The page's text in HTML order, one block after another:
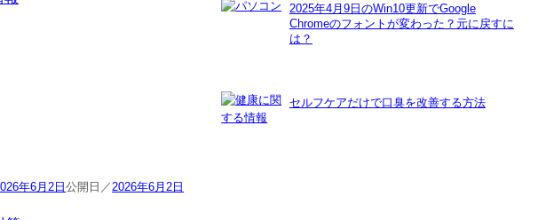
年6月2日 2026年6月2日
2025年4月9日のWin10更新でGoogle
Chromeのフォントが変わった？元に戻すに
は？
セルフケアだけで口臭を改善する方法